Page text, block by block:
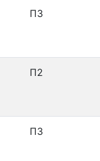
П3
П2
П3